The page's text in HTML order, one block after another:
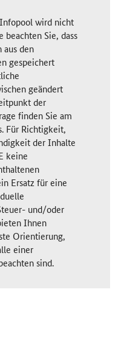
wird nicht
Sie, dass
aus den
gespeichert
geändert
der
finden Sie am
Für Richtigkeit,
der Inhalte
keine
Ersatz für eine
und/oder
Ihnen
Orientierung,
einer
sind.